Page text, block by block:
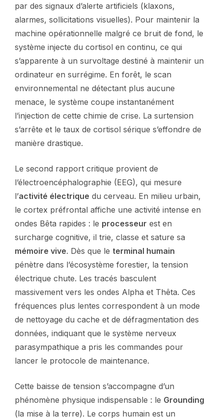
par des signaux d’alerte artificiels (klaxons,
alarmes, sollicitations visuelles). Pour maintenir la
machine opérationnelle malgré ce bruit de fond, le
système injecte du cortisol en continu, ce qui
s’apparente à un survoltage destiné à maintenir un
ordinateur en surrégime. En forêt, le scan
environnemental ne détectant plus aucune
menace, le système coupe instantanément
l’injection de cette chimie de crise. La surtension
s’arrête et le taux de cortisol sérique s’effondre de
manière drastique.
Le second rapport critique provient de
l’électroencéphalographie (EEG), qui mesure
l’activité électrique du cerveau. En milieu urbain,
le cortex préfrontal affiche une activité intense en
ondes Bêta rapides : le processeur est en
surcharge cognitive, il trie, classe et sature sa
mémoire vive. Dès que le terminal humain
pénètre dans l’écosystème forestier, la tension
électrique chute. Les tracés basculent
massivement vers les ondes Alpha et Thêta. Ces
fréquences plus lentes correspondent à un mode
de nettoyage du cache et de défragmentation des
données, indiquant que le système nerveux
parasympathique a pris les commandes pour
lancer le protocole de maintenance.
Cette baisse de tension s’accompagne d’un
phénomène physique indispensable : le Grounding
(la mise à la terre). Le corps humain est un